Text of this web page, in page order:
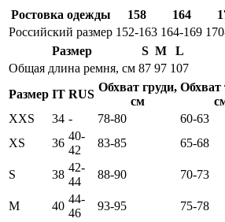
Ростовка одежды 158 164
Российский размер 152-163 164-169
Размер
S M
L
Общая длина ремня, см 87 97 107
Размер IT RUS
Обхват груди,
см
Обхват
XXS
34 - 78-80 60-63
XS
36
40-
42
83-85 65-68
S 38
42-
44
88-90 70-73
M 40
44-
46
93-95 75-78